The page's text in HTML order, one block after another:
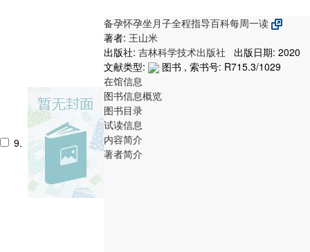
9.
备孕怀孕坐月子全程指导百科每周一读
著者: 王山米
出版社: 吉林科学技术出版社
出版日期: 2020
文献类型:
图书 , 索书号: R715.3/1029
在馆信息
图书信息概览
图书目录
试读信息
内容简介
著者简介